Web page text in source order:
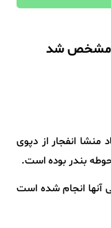
مشخص شد
منشا انفجار از دپوی
بندر بوده است.
آنها انجام شده است